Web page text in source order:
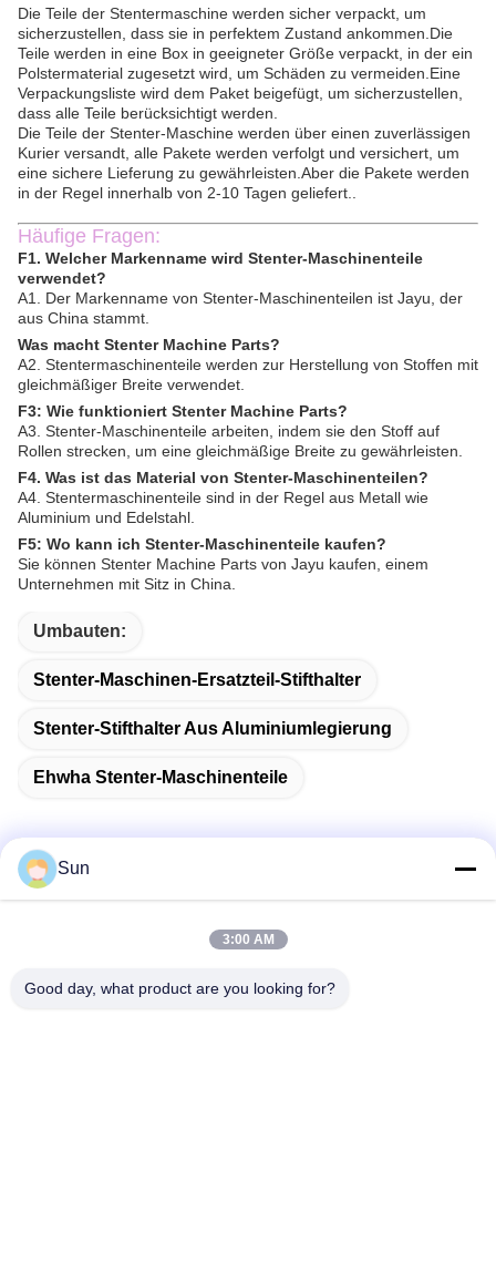
Die Teile der Stentermaschine werden sicher verpackt, um
sicherzustellen, dass sie in perfektem Zustand ankommen.Die
Teile werden in eine Box in geeigneter Größe verpackt, in der ein
Polstermaterial zugesetzt wird, um Schäden zu vermeiden.Eine
Verpackungsliste wird dem Paket beigefügt, um sicherzustellen,
dass alle Teile berücksichtigt werden.
Die Teile der Stenter-Maschine werden über einen zuverlässigen
Kurier versandt, alle Pakete werden verfolgt und versichert, um
eine sichere Lieferung zu gewährleisten.Aber die Pakete werden
in der Regel innerhalb von 2-10 Tagen geliefert..
Häufige Fragen:
F1. Welcher Markenname wird Stenter-Maschinenteile
verwendet?
A1. Der Markenname von Stenter-Maschinenteilen ist Jayu, der
aus China stammt.
Was macht Stenter Machine Parts?
A2. Stentermaschinenteile werden zur Herstellung von Stoffen mit
gleichmäßiger Breite verwendet.
F3: Wie funktioniert Stenter Machine Parts?
A3. Stenter-Maschinenteile arbeiten, indem sie den Stoff auf
Rollen strecken, um eine gleichmäßige Breite zu gewährleisten.
F4. Was ist das Material von Stenter-Maschinenteilen?
A4. Stentermaschinenteile sind in der Regel aus Metall wie
Aluminium und Edelstahl.
F5: Wo kann ich Stenter-Maschinenteile kaufen?
Sie können Stenter Machine Parts von Jayu kaufen, einem
Unternehmen mit Sitz in China.
Umbauten:
Stenter-Maschinen-Ersatzteil-Stifthalter
Stenter-Stifthalter Aus Aluminiumlegierung
Ehwha Stenter-Maschinenteile
NO.55 XINSHENG ROAD, WUJIN DISTRICT, CHANGZHOU
Sun
3:00 AM
Good day, what product are you looking for?